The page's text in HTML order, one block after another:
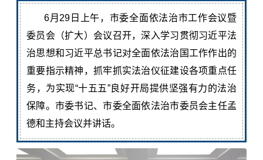
6月29日上午，市委全面依法治市工作会议暨
委员会（扩大）会议召开，深入学习贯彻习近平法
治思想和习近平总书记对全面依法治国工作作出的
重要指示精神，抓牢抓实法治仪征建设各项重点任
务，为实现“十五五”良好开局提供坚强有力的法治
保障。市委书记、市委全面依法治市委员会主任孟
德和主持会议并讲话。